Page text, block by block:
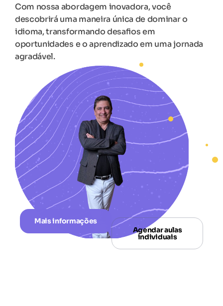
Com nossa abordagem inovadora, você
descobrirá uma maneira única de dominar o
idioma, transformando desafios em
oportunidades e o aprendizado em uma jornada
agradável.
Mais informações
Agendar aulas
individuais